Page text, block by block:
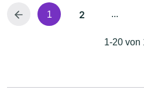
1 2 ...
1-20 von